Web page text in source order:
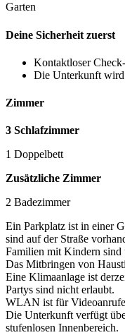
Garten
Deine Sicherheit zuerst
Kontaktloser
Die Unterkunft wird
Zimmer
3 Schlafzimmer
1 Doppelbett
Zusätzliche Zimmer
2 Badezimmer
Ein Parkplatz ist in einer
sind auf der Straße
Familien mit Kindern
Das Mitbringen von
Eine Klimaanlage ist
Partys sind nicht erlaubt.
WLAN ist für
Die Unterkunft verfügt
stufenlosen Innenbereich.